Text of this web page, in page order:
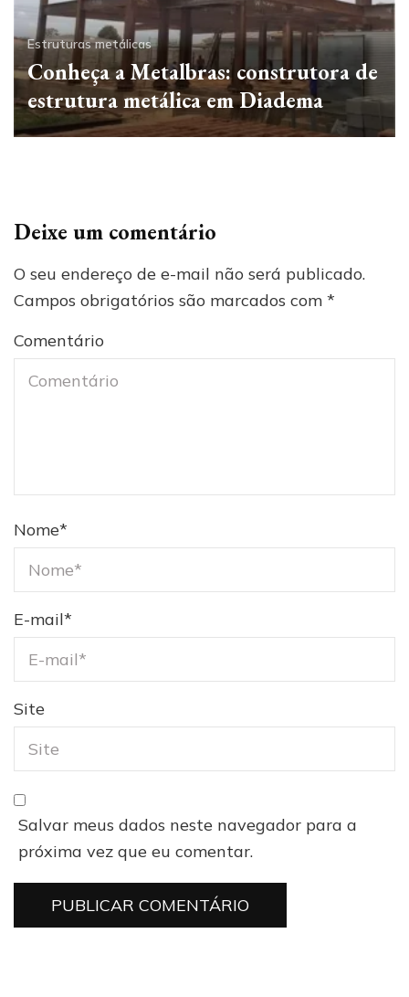
Estruturas metálicas
Conheça a Metalbras: construtora de
estrutura metálica em Diadema
Deixe um comentário
O seu endereço de e-mail não será publicado.
Campos obrigatórios são marcados com *
Comentário
Nome*
E-mail*
Site
Salvar meus dados neste navegador para a
próxima vez que eu comentar.